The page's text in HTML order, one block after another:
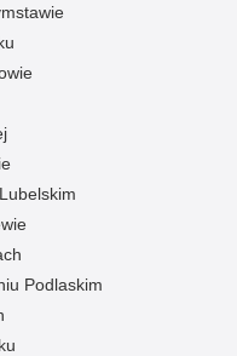
Podlaskim